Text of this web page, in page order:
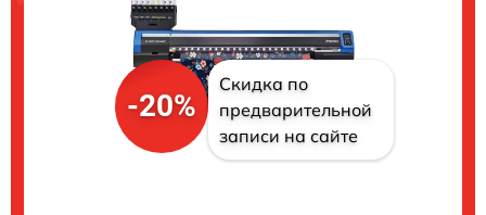
-20%
Скидка по
предварительной
записи на сайте